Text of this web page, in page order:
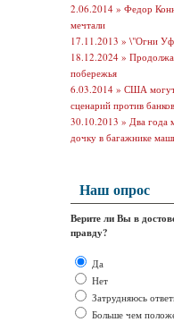
2.06.2014 » Федор
мечтали
17.11.2013 » \"Огни
18.12.2024 »
побережья
6.03.2014 » США могут
сценарий против
30.10.2013 » Два года
дочку в багажнике
Наш опрос
Верите ли Вы в
правду?
Да
Нет
Затрудняюсь
Больше чем